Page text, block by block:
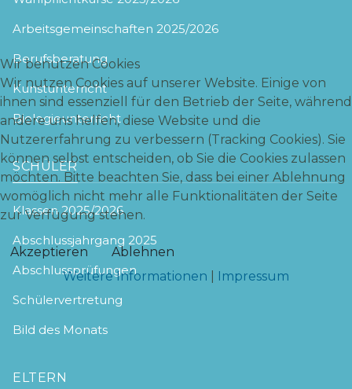
Arbeitsgemeinschaften 2025/2026
Berufsberatung
Kunstunterricht
Biologieunterricht
SCHÜLER
Klassen 2025/2026
Abschlussjahrgang 2025
Abschlussprüfungen
Schülervertretung
Bild des Monats
ELTERN
Wir benutzen Cookies
Wir nutzen Cookies auf unserer Website. Einige von
ihnen sind essenziell für den Betrieb der Seite, während
andere uns helfen, diese Website und die
Nutzererfahrung zu verbessern (Tracking Cookies). Sie
können selbst entscheiden, ob Sie die Cookies zulassen
möchten. Bitte beachten Sie, dass bei einer Ablehnung
womöglich nicht mehr alle Funktionalitäten der Seite
zur Verfügung stehen.
Akzeptieren
Ablehnen
Weitere Informationen
Impressum